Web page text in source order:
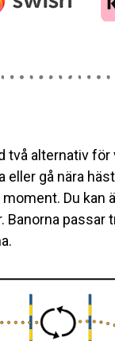
två alternativ
gå nära
Du
passar